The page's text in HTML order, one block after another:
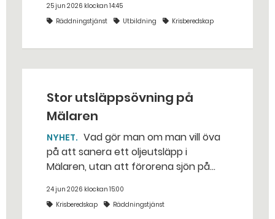
bakhåll, utspridda granater och hot
från livsfarliga drönare i det
25 jun 2026 klockan 14:45
Räddningstjänst
Utbildning Krisberedskap
Stor utsläppsövning på
Mälaren
NYHET
på att sanera ett oljeutsläpp i
Mälaren, utan att förorena sjön på
stället. Det gjorde räddningstjänsten i
Eskilstuna – tio kubikmeter närmare
24 jun 2026 klockan 15:00
Krisberedskap
Räddningstjänst